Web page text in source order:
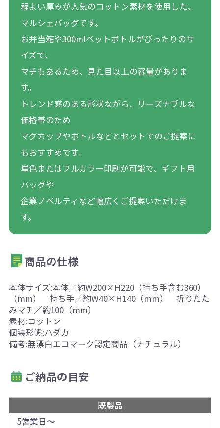
程よい厚みが人気のコットン素材を使用した、
マルシェバッグです。
お弁当箱や300mlペットボトルがぴったりのサ
イズで、
マチもあるため、見た目以上の容量がありま
す。
トレンド感のある形状ながら、リーズナブルな
価格帯のため
マグカップやボトルなどとセットでのご提案に
もおすすめです。
単色またはフルカラー印刷が可能で、ギフト用
バッグや
企業ノベルティなど幅広くご提案いただけま
す。
商品の仕様
本体サイズ:本体／約W200×H220（持ち手含む360）
（mm） 持ち手／約W40×H140（mm） 折りたた
みマチ／約100（mm）
素材:コットン
個装形態:ハダカ
備考:無漂白エコマーク認定商品（ナチュラル）
ご納品の目安
既製品
5営業日～